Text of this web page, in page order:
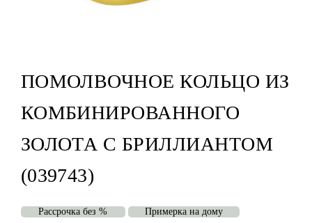
ПОМОЛВОЧНОЕ КОЛЬЦО ИЗ
КОМБИНИРОВАННОГО
ЗОЛОТА С БРИЛЛИАНТОМ
(039743)
Рассрочка без % Примерка на дому